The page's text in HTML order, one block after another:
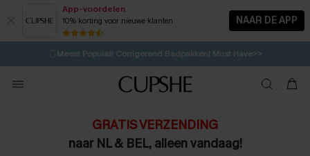
App-voordelen
10% korting voor nieuwe klanten NAAR DE APP
⚡️LAATSTE KANS | Tot 50% korting>>
🩱Meest Populair Corrigerend Badpakken| Must Have>>
💌Abonneer je & ontvang tot 15% korting>>
Koop 3, krijg 15% korting | CODE: SW15
GRATIS VERZENDING
naar NL & BEL, alleen vandaag!